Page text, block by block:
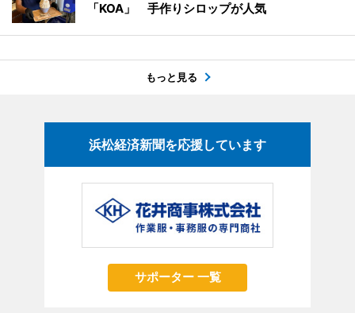
「KOA」 手作りシロップが人気
もっと見る
浜松経済新聞を応援しています
サポーター 一覧